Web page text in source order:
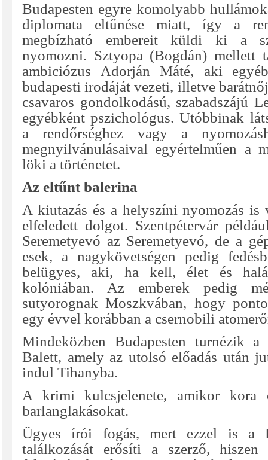
Budapesten egyre komolyabb
diplomata eltűnése miatt, így a
megbízható embereit küldi ki a
nyomozni. Sztyopa (Bogdán) mellett
ambiciózus Adorján Máté, aki
budapesti irodáját vezeti, illetve
csavaros gondolkodású, szabadszájú
egyébként pszichológus. Utóbbinak
a rendőrséghez vagy a
megnyilvánulásaival egyértelműen a
löki a történetet.
Az eltűnt balerina
A kiutazás és a helyszíni nyomozás is
elfeledett dolgot. Szentpétervár
Seremetyevó az Seremetyevó, de a
esek, a nagykövetségen pedig
belügyes, aki, ha kell, élet és
kolóniában. Az emberek pedig
sutyorognak Moszkvában, hogy
egy évvel korábban a csernobili
Mindeközben Budapesten turnézik
Balett, amely az utolsó előadás után
indul Tihanyba.
A krimi kulcsjelenete, amikor kora
barlanglakásokat.
Ügyes írói fogás, mert ezzel is a
találkozását erősíti a szerző,